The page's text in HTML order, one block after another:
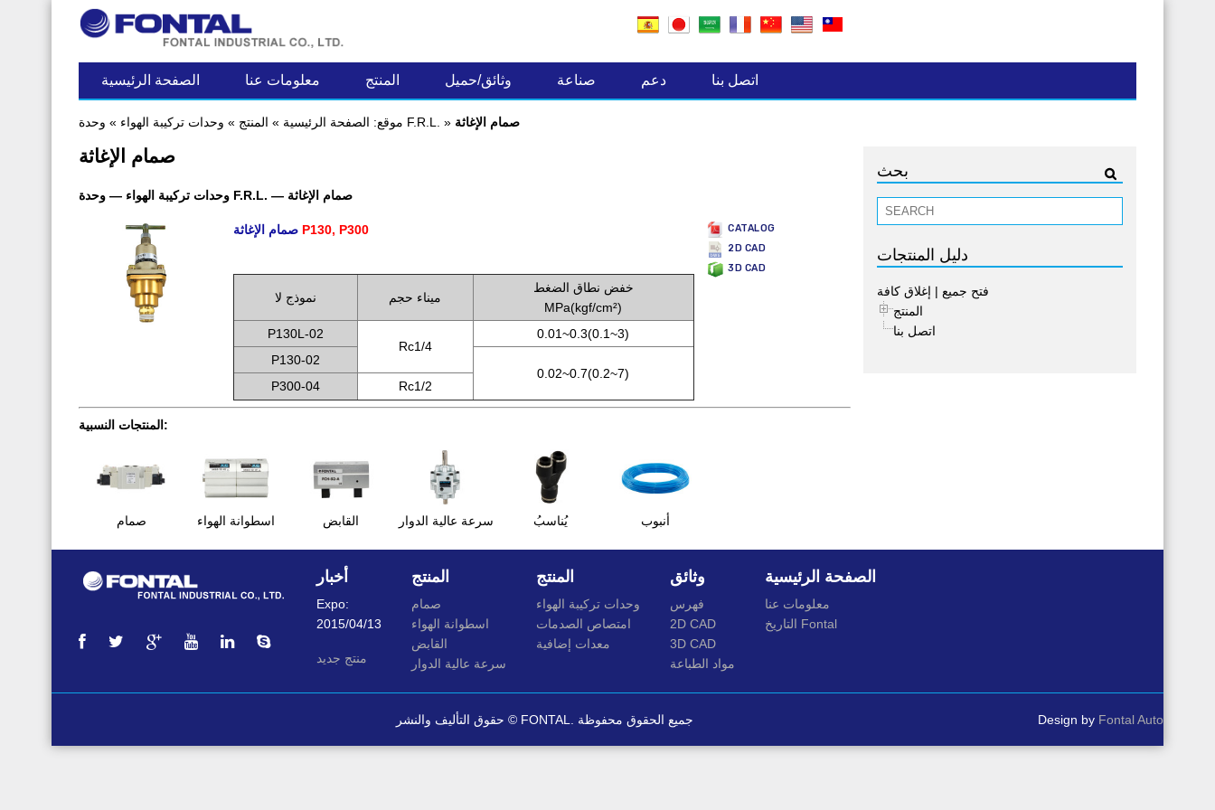
الصفحة الرئيسية معلومات عنا المنتج وثائق/حميل صناعة دعم اتصل بنا
موقع: الصفحة الرئيسية » المنتج » وحدات تركيبة الهواء » وحدة F.R.L. » صمام الإغاثة
صمام الإغاثة
وحدات تركيبة الهواء — وحدة F.R.L. — صمام الإغاثة
صمام الإغاثةP130, P300
نموذج لا ميناء حجم
خفض نطاق الضغط
MPa(kgf/cm²)
P130L-02
Rc1/4
0.01~0.3(0.1~3)
P130-02
0.02~0.7(0.2~7)
P300-04
Rc1/2
CATALOG
2D CAD
3D CAD
المنتجات النسبية:
صمام اسطوانة الهواء القابض سرعة عالية الدوار يُناسبُ أنبوب
بحث
دليل المنتجات
فتح جميع | إغلاق كافة
المنتج
اتصل بنا
أخبار
Expo:
2015/04/13
منتج جديد
المنتج
صمام
اسطوانة الهواء
القابض
سرعة عالية الدوار
المنتج
وحدات تركيبة الهواء
امتصاص الصدمات
معدات إضافية
وثائق
فهرس
2D CAD
3D CAD
مواد الطباعة
الصفحة الرئيسية
معلومات عنا
التاريخ Fontal
Design by Fontal Auto حقوق التأليف والنشر © FONTAL. جميع الحقوق محفوظة